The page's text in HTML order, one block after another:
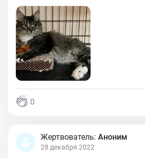
0
Жертвователь: Аноним
28 декабря 2022